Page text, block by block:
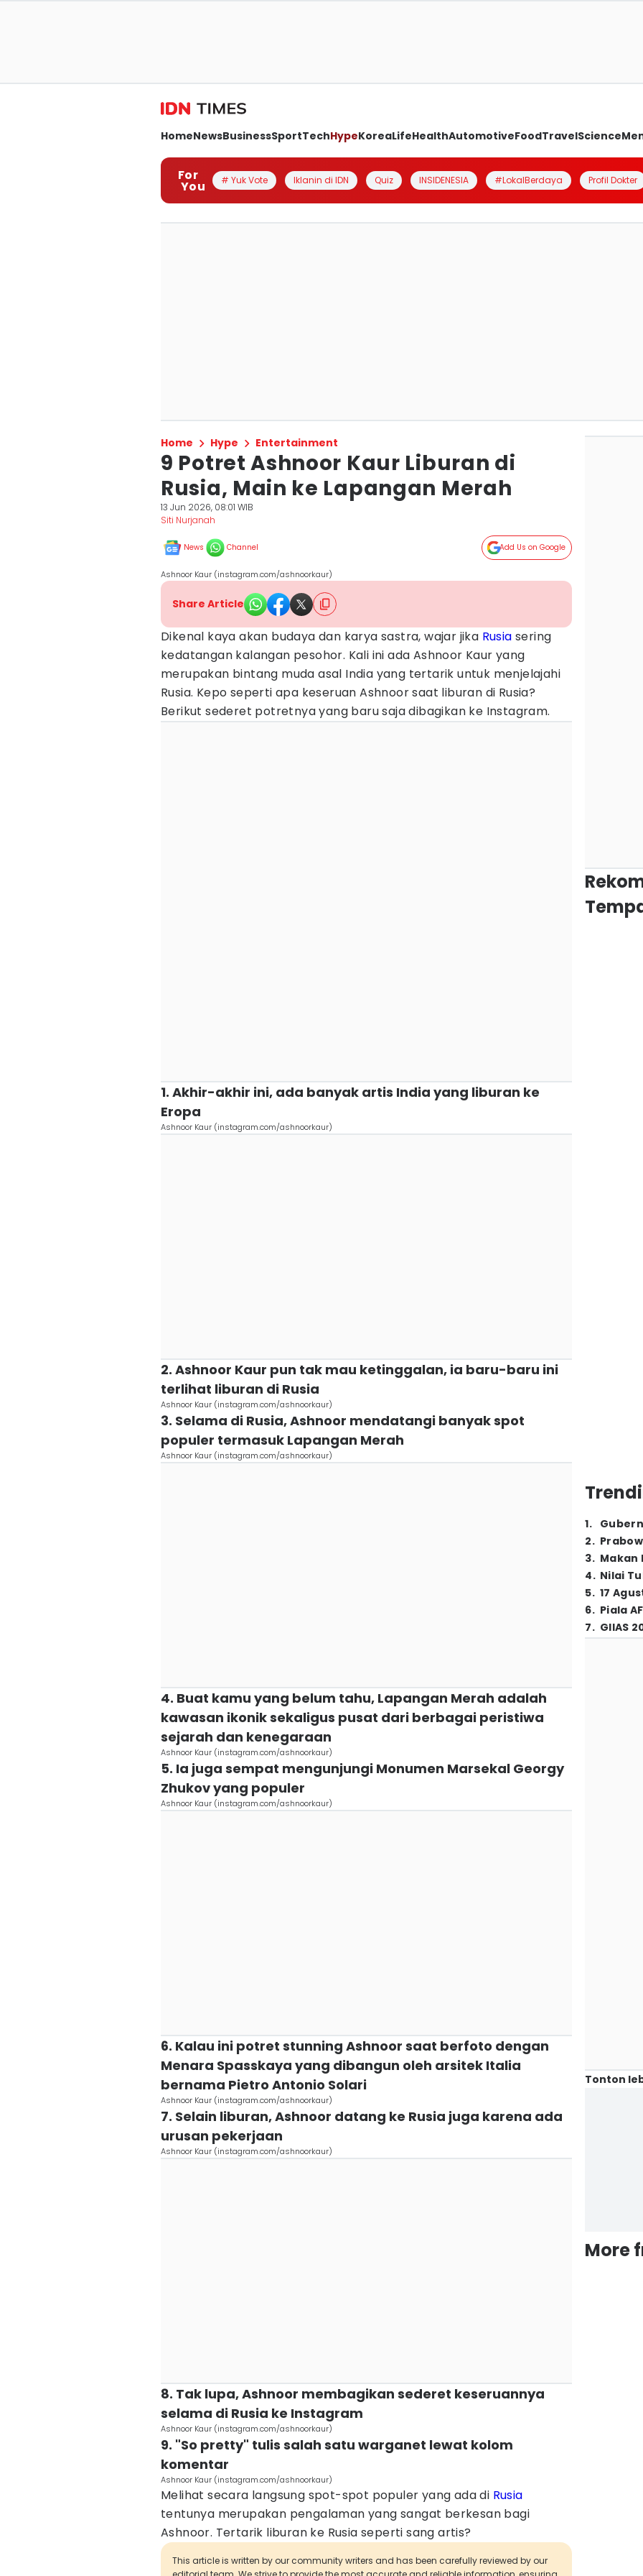
HomeNewsBusinessSportTechHypeKoreaLifeHealthAutomotiveFoodTravelScience
For
You # Yuk Vote Iklanin di IDN Quiz INSIDENESIA #LokalBerdaya Profil Dokter
Home Hype Entertainment
9 Potret Ashnoor Kaur Liburan di
Rusia, Main ke Lapangan Merah
13 Jun 2026, 08:01 WIB
Siti Nurjanah
News Channel Add Us on Google
Ashnoor Kaur (instagram.com/ashnoorkaur)
Share Article
Dikenal kaya akan budaya dan karya sastra, wajar jika Rusia sering
kedatangan kalangan pesohor. Kali ini ada Ashnoor Kaur yang
merupakan bintang muda asal India yang tertarik untuk menjelajahi
Rusia. Kepo seperti apa keseruan Ashnoor saat liburan di Rusia?
Berikut sederet potretnya yang baru saja dibagikan ke Instagram.
1. Akhir-akhir ini, ada banyak artis India yang liburan ke
Eropa
Ashnoor Kaur (instagram.com/ashnoorkaur)
2. Ashnoor Kaur pun tak mau ketinggalan, ia baru-baru ini
terlihat liburan di Rusia
Ashnoor Kaur (instagram.com/ashnoorkaur)
3. Selama di Rusia, Ashnoor mendatangi banyak spot
populer termasuk Lapangan Merah
Ashnoor Kaur (instagram.com/ashnoorkaur)
4. Buat kamu yang belum tahu, Lapangan Merah adalah
kawasan ikonik sekaligus pusat dari berbagai peristiwa
sejarah dan kenegaraan
Ashnoor Kaur (instagram.com/ashnoorkaur)
5. Ia juga sempat mengunjungi Monumen Marsekal Georgy
Zhukov yang populer
Ashnoor Kaur (instagram.com/ashnoorkaur)
6. Kalau ini potret stunning Ashnoor saat berfoto dengan
Menara Spasskaya yang dibangun oleh arsitek Italia
bernama Pietro Antonio Solari
Ashnoor Kaur (instagram.com/ashnoorkaur)
7. Selain liburan, Ashnoor datang ke Rusia juga karena ada
urusan pekerjaan
Ashnoor Kaur (instagram.com/ashnoorkaur)
8. Tak lupa, Ashnoor membagikan sederet keseruannya
selama di Rusia ke Instagram
Ashnoor Kaur (instagram.com/ashnoorkaur)
9. "So pretty" tulis salah satu warganet lewat kolom
komentar
Ashnoor Kaur (instagram.com/ashnoorkaur)
Melihat secara langsung spot-spot populer yang ada di Rusia
tentunya merupakan pengalaman yang sangat berkesan bagi
Ashnoor. Tertarik liburan ke Rusia seperti sang artis?
This article is written by our community writers and has been carefully reviewed by our
1.
2.
3. Makan
4. Nilai
5. 17
6. Piala
7. GIIAS
Tonton
More